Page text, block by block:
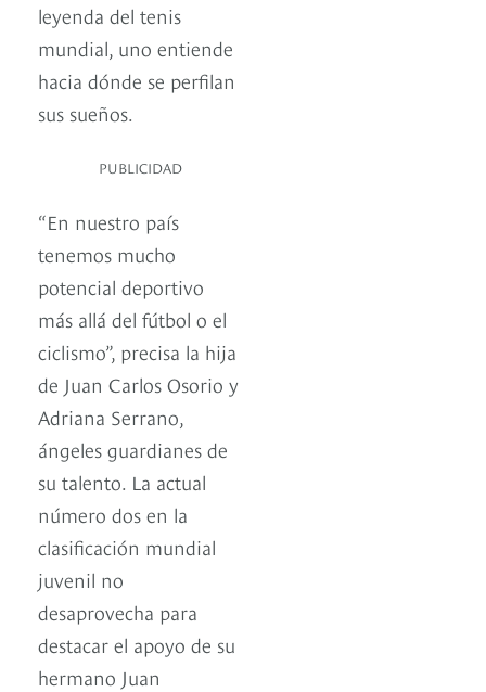
leyenda del tenis
mundial, uno entiende
hacia dónde se perfilan
sus sueños.
PUBLICIDAD
“En nuestro país
tenemos mucho
potencial deportivo
más allá del fútbol o el
ciclismo”, precisa la hija
de Juan Carlos Osorio y
Adriana Serrano,
ángeles guardianes de
su talento. La actual
número dos en la
clasificación mundial
juvenil no
desaprovecha para
destacar el apoyo de su
hermano Juan